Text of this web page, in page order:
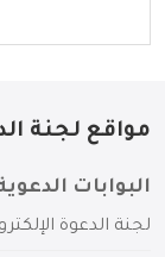
مواقع لجنة
البوابات
لجنة الدعوة